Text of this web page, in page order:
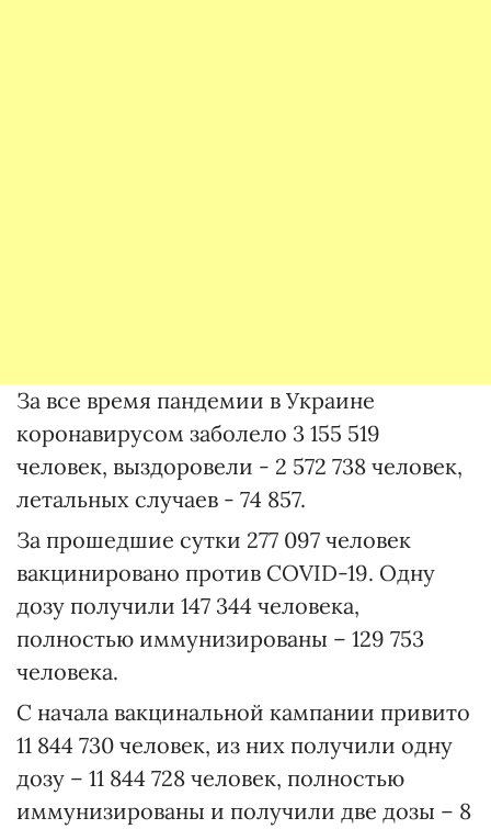
За все время пандемии в Украине
коронавирусом заболело 3 155 519
человек, выздоровели - 2 572 738 человек,
летальных случаев - 74 857.
За прошедшие сутки 277 097 человек
вакцинировано против COVID-19. Одну
дозу получили 147 344 человека,
полностью иммунизированы – 129 753
человека.
С начала вакцинальной кампании привито
11 844 730 человек, из них получили одну
дозу – 11 844 728 человек, полностью
иммунизированы и получили две дозы – 8